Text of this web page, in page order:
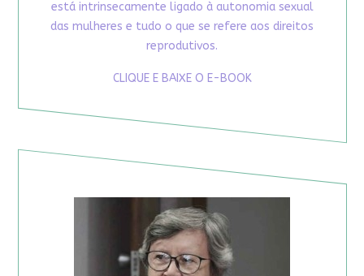
está intrinsecamente ligado à autonomia sexual
das mulheres e tudo o que se refere aos direitos
reprodutivos.
CLIQUE E BAIXE O E-BOOK